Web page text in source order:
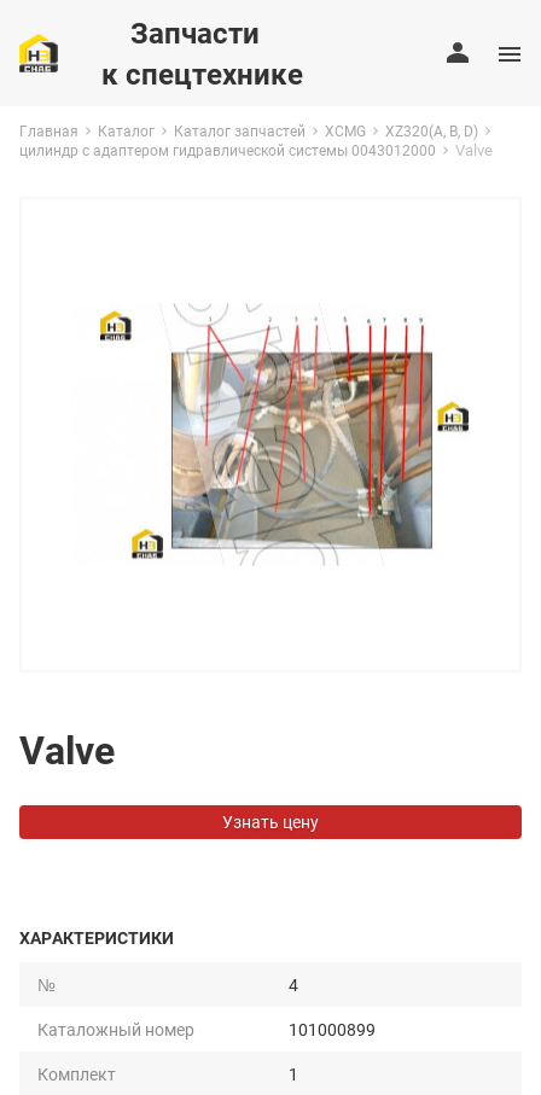
Запчасти
к спецтехнике
Главная Каталог Каталог запчастей XCMG
XZ320(A, B, D)
цилиндр с адаптером гидравлической системы 0043012000
Valve
Valve
Узнать цену
ХАРАКТЕРИСТИКИ
№
4
Каталожный номер
101000899
Комплект
1